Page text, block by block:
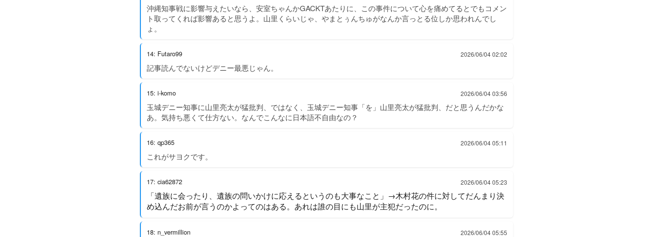
沖縄知事戦に影響与えたいなら、安室ちゃんかGACKTあたりに、この事件について心を痛めてるとでもコメン
ト取ってくれば影響あると思うよ。山里くらいじゃ、やまとぅんちゅがなんか言っとる位しか思われんでし
ょ。
14: Futaro99 2026/06/04 02:02
記事読んでないけどデニー最悪じゃん。
15: i-komo 2026/06/04 03:56
玉城デニー知事に山里亮太が猛批判、ではなく、玉城デニー知事「を」山里亮太が猛批判、だと思うんだかな
あ。気持ち悪くて仕方ない。なんでこんなに日本語不自由なの？
16: qp365 2026/06/04 05:11
これがサヨクです。
17: cia62872 2026/06/04 05:23
「遺族に会ったり、遺族の問いかけに応えるというのも大事なこと」→木村花の件に対してだんまり決
め込んだお前が言うのかよってのはある。あれは誰の目にも山里が主犯だったのに。
18: n_vermillion 2026/06/04 05:55